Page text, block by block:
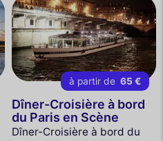
à partir de 65 €
Dîner-Croisière à bord
du Paris en Scène
Dîner-Croisière à bord du